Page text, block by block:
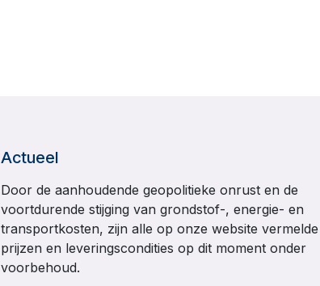
Actueel
Door de aanhoudende geopolitieke onrust en de
voortdurende stijging van grondstof-, energie- en
transportkosten, zijn alle op onze website vermelde
prijzen en leveringscondities op dit moment onder
voorbehoud.